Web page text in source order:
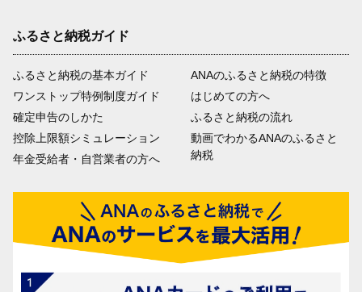
ふるさと納税ガイド
ふるさと納税の基本ガイド
ワンストップ特例制度ガイド
確定申告のしかた
控除上限額シミュレーション
年金受給者・自営業者の方へ
ANAのふるさと納税の特徴
はじめての方へ
ふるさと納税の流れ
動画でわかるANAのふるさと
納税